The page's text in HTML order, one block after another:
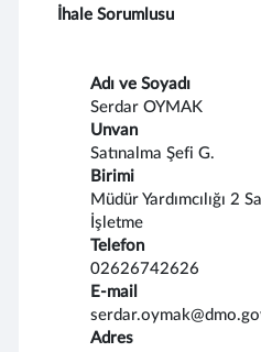
İhale Sorumlusu
Adı ve Soyadı
Serdar OYMAK
Unvan
Satınalma Şefi G.
Birimi
Müdür Yardımcılığı 2
İşletme
Telefon
02626742626
E-mail
Adres